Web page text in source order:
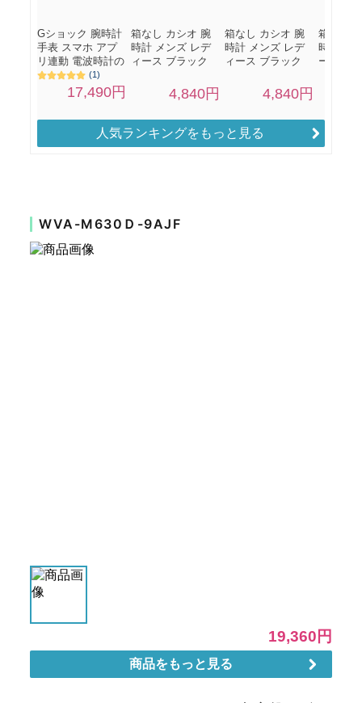
人気ランキングをもっと見る
WVA-M630Ｄ-9AJF